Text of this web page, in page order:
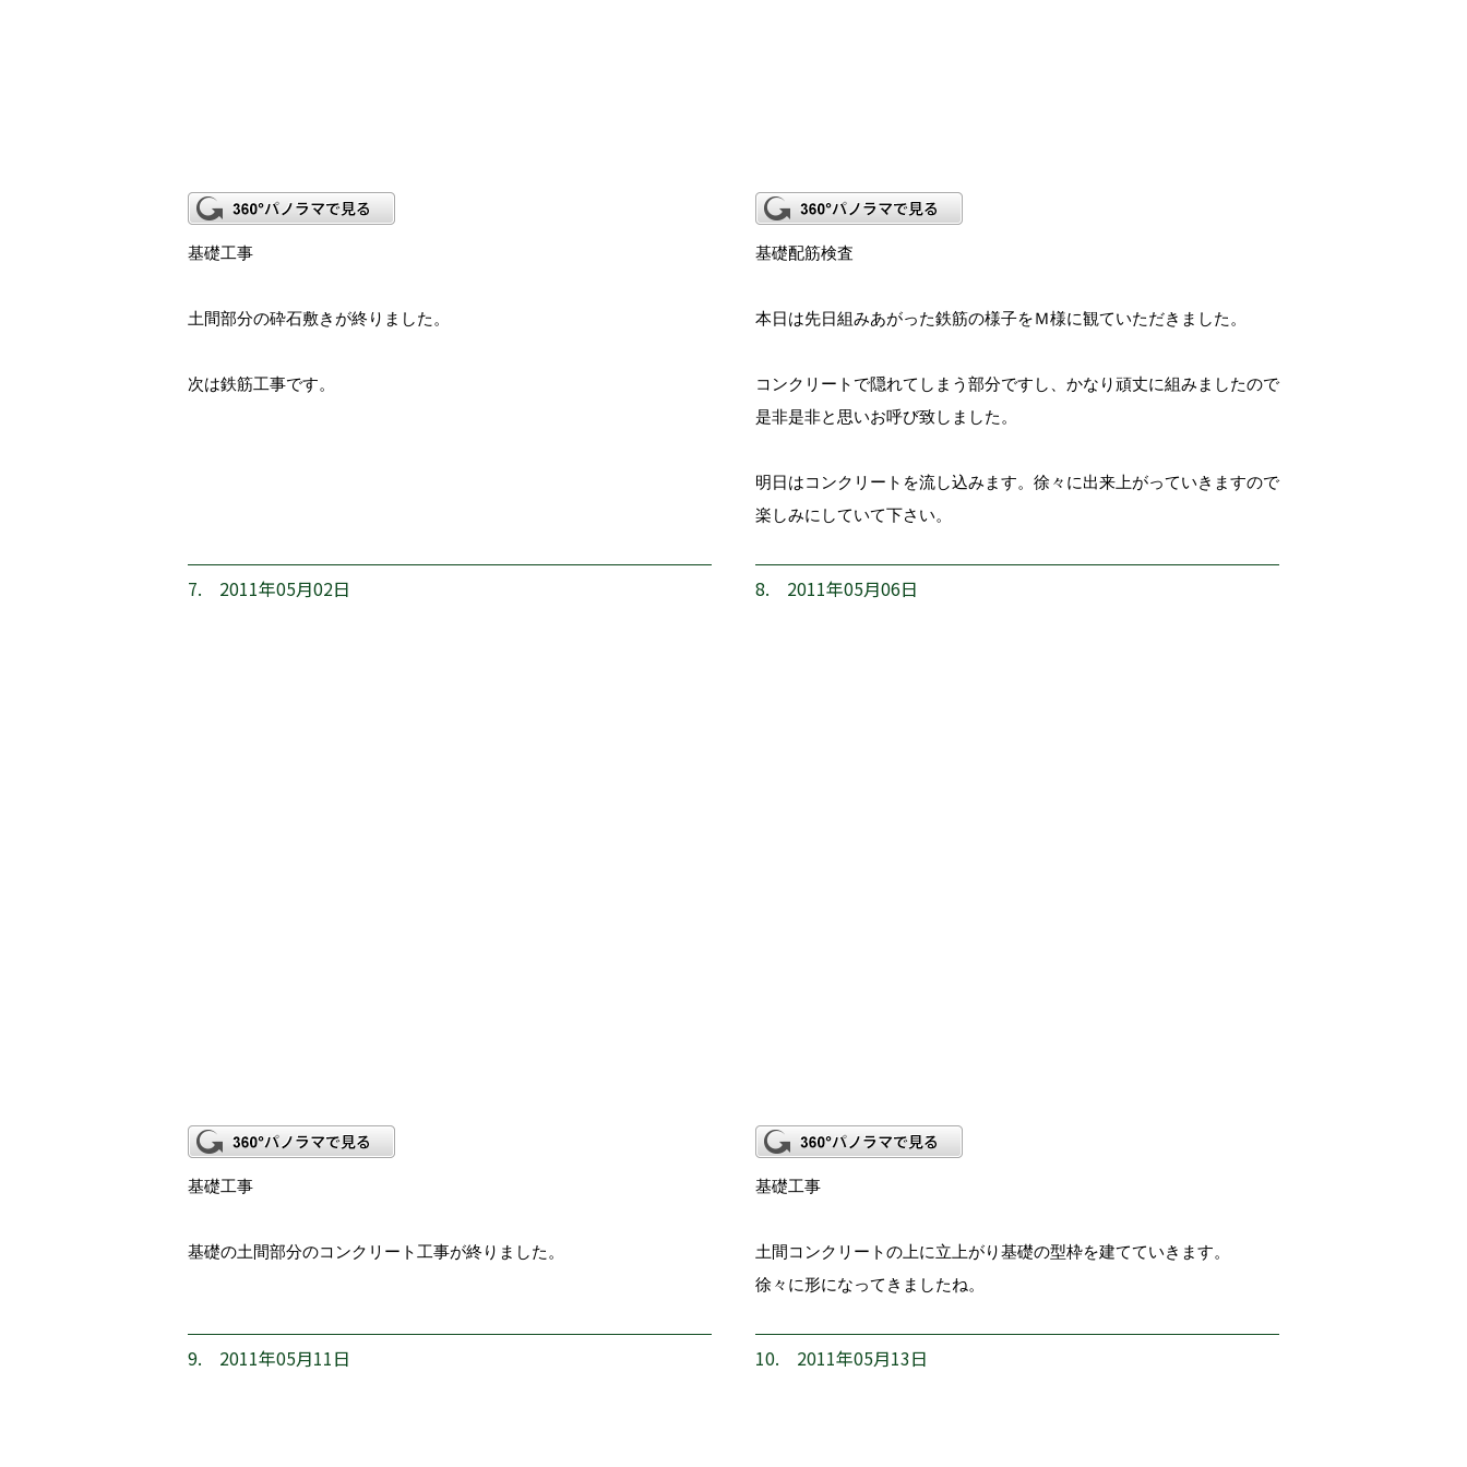
基礎工事
土間部分の砕石敷きが終りました。
次は鉄筋工事です。
基礎配筋検査
本日は先日組みあがった鉄筋の様子をＭ様に観ていただきました。
コンクリートで隠れてしまう部分ですし、かなり頑丈に組みましたので
是非是非と思いお呼び致しました。
明日はコンクリートを流し込みます。徐々に出来上がっていきますので
楽しみにしていて下さい。
7. 2011年05月02日
基礎工事
基礎の土間部分のコンクリート工事が終りました。
8. 2011年05月06日
基礎工事
土間コンクリートの上に立上がり基礎の型枠を建てていきます。
徐々に形になってきましたね。
9. 2011年05月11日 10. 2011年05月13日